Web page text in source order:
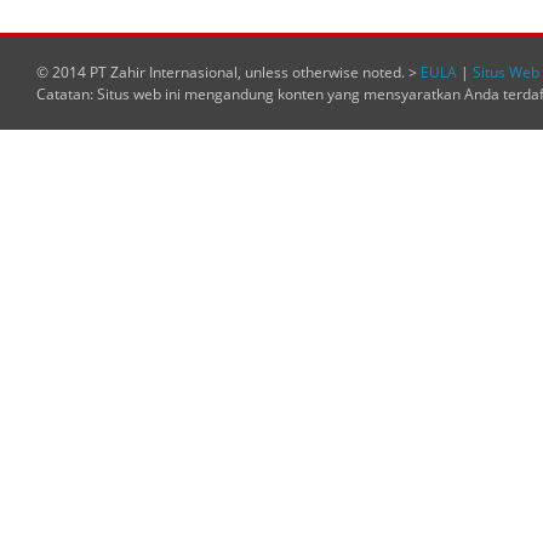
© 2014 PT Zahir Internasional, unless otherwise noted. > EULA | Situs
Catatan: Situs web ini mengandung konten yang mensyaratkan Anda